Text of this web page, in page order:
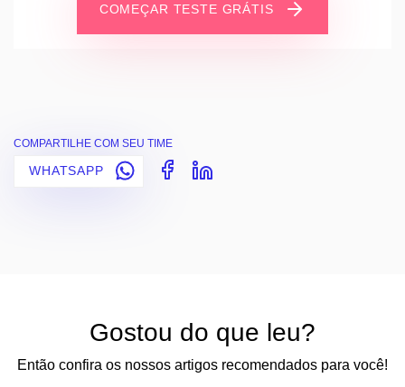
COMEÇAR TESTE GRÁTIS
COMPARTILHE COM SEU TIME
WHATSAPP
Gostou do que leu?
Então confira os nossos artigos recomendados para você!